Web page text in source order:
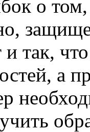
о
и так,
а